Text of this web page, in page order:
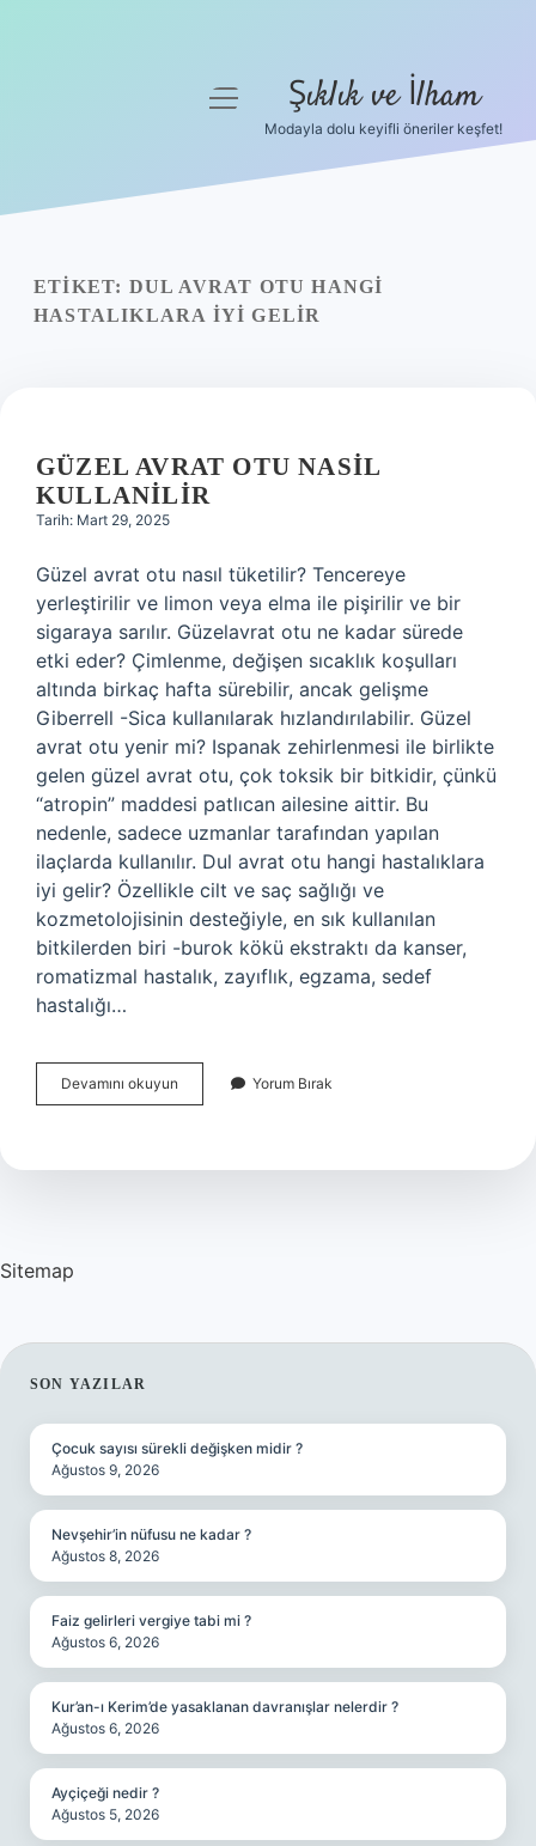
Yasal Uyarı
menüyü
Şıklık ve İlham
Modayla dolu keyifli öneriler keşfet!
ETIKET: DUL AVRAT OTU HANGI
HASTALIKLARA IYI GELIR
GÜZEL AVRAT OTU NASIL
KULLANILIR
Tarih: Mart 29, 2025
Güzel avrat otu nasıl tüketilir? Tencereye
yerleştirilir ve limon veya elma ile pişirilir ve bir
sigaraya sarılır. Güzelavrat otu ne kadar sürede
etki eder? Çimlenme, değişen sıcaklık koşulları
altında birkaç hafta sürebilir, ancak gelişme
Giberrell -Sica kullanılarak hızlandırılabilir. Güzel
avrat otu yenir mi? Ispanak zehirlenmesi ile birlikte
gelen güzel avrat otu, çok toksik bir bitkidir, çünkü
“atropin” maddesi patlıcan ailesine aittir. Bu
nedenle, sadece uzmanlar tarafından yapılan
ilaçlarda kullanılır. Dul avrat otu hangi hastalıklara
iyi gelir? Özellikle cilt ve saç sağlığı ve
kozmetolojisinin desteğiyle, en sık kullanılan
bitkilerden biri -burok kökü ekstraktı da kanser,
romatizmal hastalık, zayıflık, egzama, sedef
hastalığı…
Devamını okuyun
Avrat
Kullanilir
Yorum Bırak
Sitemap
SIDEBAR
SON YAZILAR
Çocuk sayısı sürekli değişken midir ?
Ağustos 9, 2026
Nevşehir’in nüfusu ne kadar ?
Ağustos 8, 2026
Faiz gelirleri vergiye tabi mi ?
Ağustos 6, 2026
Kur’an-ı Kerim’de yasaklanan davranışlar nelerdir ?
Ağustos 6, 2026
Ayçiçeği nedir ?
Ağustos 5, 2026